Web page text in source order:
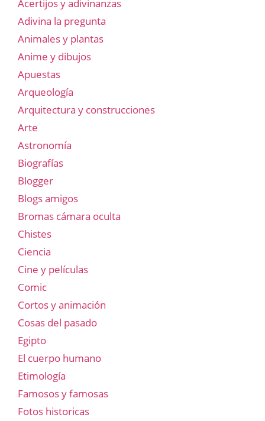
Acertijos y adivinanzas
Adivina la pregunta
Animales y plantas
Anime y dibujos
Apuestas
Arqueología
Arquitectura y construcciones
Arte
Astronomía
Biografías
Blogger
Blogs amigos
Bromas cámara oculta
Chistes
Ciencia
Cine y películas
Comic
Cortos y animación
Cosas del pasado
Egipto
El cuerpo humano
Etimología
Famosos y famosas
Fotos historicas